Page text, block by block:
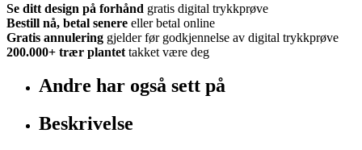
Se ditt design på forhånd gratis digital trykkprøve
Bestill nå, betal senere eller betal online
Gratis annulering gjelder før godkjennelse av digital trykkprøve
200.000+ trær plantet takket være deg
Andre har også sett på
Beskrivelse